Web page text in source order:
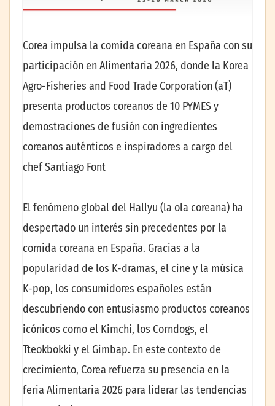
Corea impulsa la comida coreana en España con su
participación en Alimentaria 2026, donde la Korea
Agro-Fisheries and Food Trade Corporation (aT)
presenta productos coreanos de 10 PYMES y
demostraciones de fusión con ingredientes
coreanos auténticos e inspiradores a cargo del
chef Santiago Font
El fenómeno global del Hallyu (la ola coreana) ha
despertado un interés sin precedentes por la
comida coreana en España. Gracias a la
popularidad de los K-dramas, el cine y la música
K-pop, los consumidores españoles están
descubriendo con entusiasmo productos coreanos
icónicos como el Kimchi, los Corndogs, el
Tteokbokki y el Gimbap. En este contexto de
crecimiento, Corea refuerza su presencia en la
feria Alimentaria 2026 para liderar las tendencias